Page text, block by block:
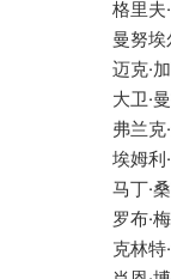
格里夫·弗
曼努埃尔·加
迈克·加萨威
大卫·曼扎纳
弗兰克·鲍
埃姆利·贝赫
马丁·桑斯梅
罗布·梅洛
克林特·詹